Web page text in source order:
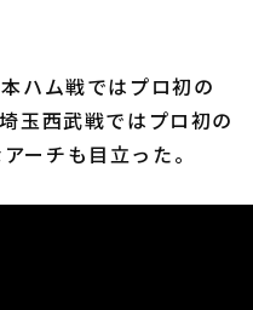
ハム戦ではプロ初の
玉西武戦ではプロ初の
ーチも目立った。